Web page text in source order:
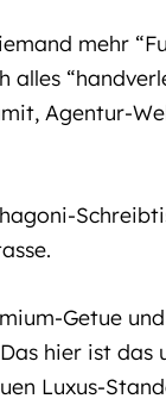
mehr
Agentur-
Getue
hier ist
Luxus-